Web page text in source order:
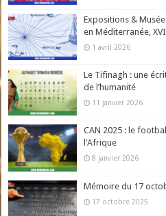
Expositions &
en Méditerranée,
1 avril 2026
Le Tifinagh : une
de l’humanité
11 janvier 2026
CAN 2025 : le
l’Afrique
8 janvier 2026
Mémoire du 17
17 octobre 2025